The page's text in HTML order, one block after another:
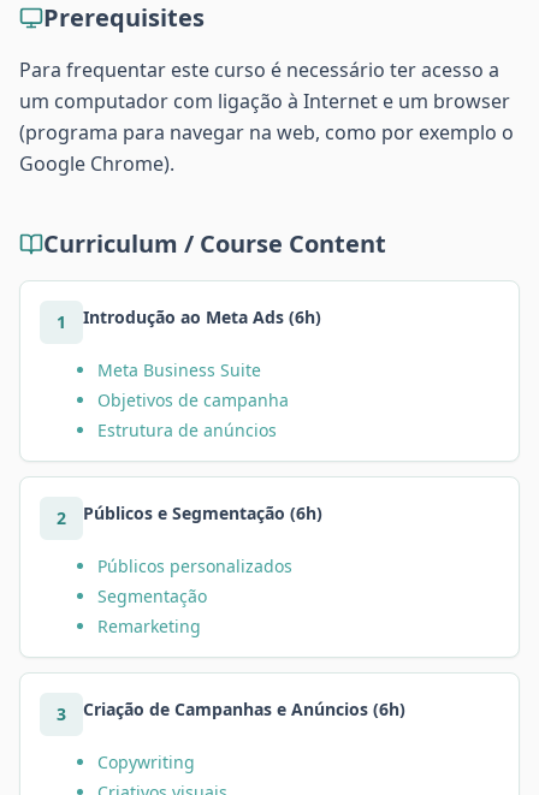
Prerequisites
Para frequentar este curso é necessário ter acesso a
um computador com ligação à Internet e um browser
(programa para navegar na web, como por exemplo o
Google Chrome).
Curriculum / Course Content
1 Introdução ao Meta Ads (6h)
Meta Business Suite
Objetivos de campanha
Estrutura de anúncios
2 Públicos e Segmentação (6h)
Públicos personalizados
Segmentação
Remarketing
3 Criação de Campanhas e Anúncios (6h)
Copywriting